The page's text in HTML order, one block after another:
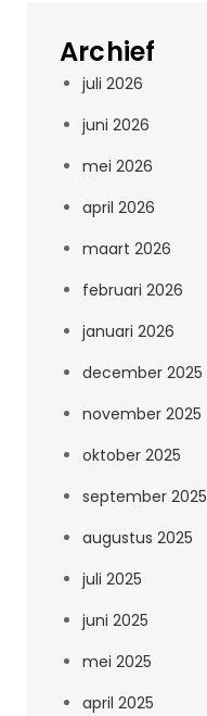
Archief
juli 2026
juni 2026
mei 2026
april 2026
maart 2026
februari 2026
januari 2026
december 2025
november 2025
oktober 2025
september 2025
augustus 2025
juli 2025
juni 2025
mei 2025
april 2025